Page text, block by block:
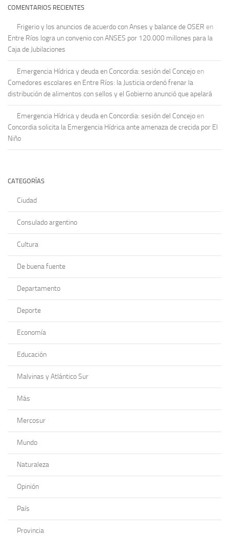
COMENTARIOS RECIENTES
Frigerio y los anuncios de acuerdo con Anses y balance de OSER en
Entre Ríos logra un convenio con ANSES por 120.000 millones para la
Caja de Jubilaciones
Emergencia Hídrica y deuda en Concordia: sesión del Concejo en
Comedores escolares en Entre Ríos: la Justicia ordenó frenar la
distribución de alimentos con sellos y el Gobierno anunció que apelará
Emergencia Hídrica y deuda en Concordia: sesión del Concejo en
Concordia solicita la Emergencia Hídrica ante amenaza de crecida por El
Niño
CATEGORÍAS
Ciudad
Consulado argentino
Cultura
De buena fuente
Departamento
Deporte
Economía
Educación
Malvinas y Atlántico Sur
Más
Mercosur
Mundo
Naturaleza
Opinión
País
Provincia